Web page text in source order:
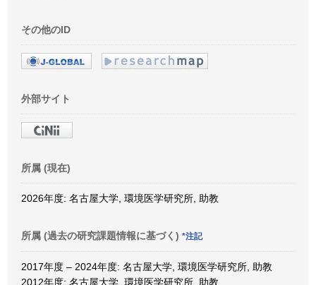
その他のID
外部サイト
所属 (現在)
2026年度: 名古屋大学, 環境医学研究所, 助教
所属 (過去の研究課題情報に基づく) *注記
2017年度 – 2024年度: 名古屋大学, 環境医学研究所, 助教
2012年度: 名古屋大学, 環境医学研究所, 助教